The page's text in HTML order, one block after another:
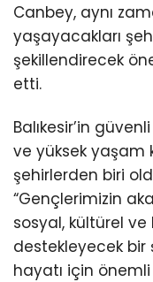
Canbey, aynı
yaşayacakları
şekillendirecek
etti.
Balıkesir’in
ve yüksek yaşam
şehirlerden biri
“Gençlerimizin
sosyal, kültürel
destekleyecek bir
hayatı için